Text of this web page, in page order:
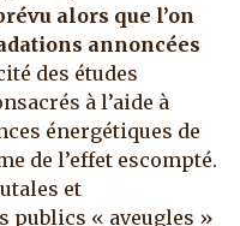
alors que l’on
annoncées
des études
à l’aide à
énergétiques de
de l’effet escompté.
et
publics « aveugles »